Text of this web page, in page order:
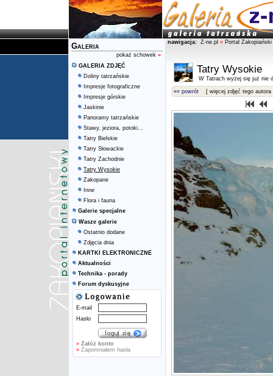
Galeria
pokaż schowek »
GALERIA ZDJĘĆ
Doliny tatrzańskie
Impresje fotograficzne
Impresje górskie
Jaskinie
Panoramy tatrzańskie
Stawy, jeziora, potoki...
Tatry Bielskie
Tatry Słowackie
Tatry Zachodnie
Tatry Wysokie
Zakopane
Inne
Flora i fauna
Galerie specjalne
Wasze galerie
Ostatnio dodane
Zdjęcia dnia
KARTKI ELEKTRONICZNE
Aktualności
Technika - porady
Forum dyskusyjne
E-mail
Hasło
» Załóż konto
» Zapomniałem hasła
nawigacja: Z-ne.pl » Portal Zakopiański
Tatry Wysokie
W Tatrach wyżej się już nie
«« powrót [ więcej zdjęć tego autora